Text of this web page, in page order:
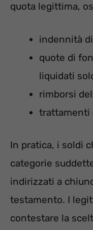
quota legittima,
indennità
quote di
liquidati
rimborsi
trattamenti
In pratica, i soldi
categorie
indirizzati a
testamento. I
contestare la